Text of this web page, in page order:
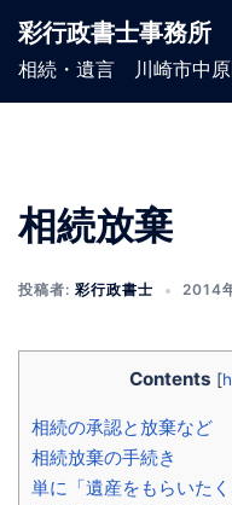
ン
キ
彩行政書士事務所
相続・遺言 川崎市中
相続放棄
投稿者: 彩行政書士 2014
Contents [
相続の承認と放棄など
相続放棄の手続き
単に「遺産をもらいた